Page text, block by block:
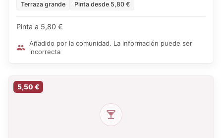
Terraza grande Pinta desde 5,80 €
Pinta a 5,80 €
Añadido por la comunidad. La información puede ser
incorrecta
5,50 €